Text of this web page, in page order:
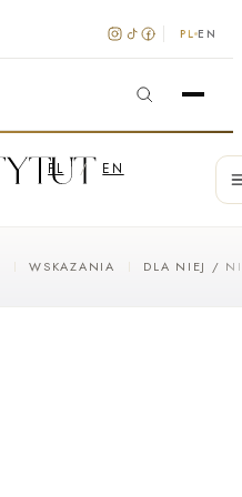
PL EN
PL / EN
WSKAZANIA DLA NIEJ /